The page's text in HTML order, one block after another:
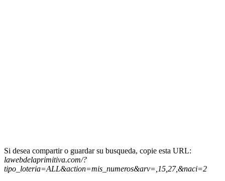
Si desea compartir o guardar su busqueda, copie esta URL:
lawebdelaprimitiva.com/?
tipo_loteria=ALL&action=mis_numeros&arv=,15,27,&naci=2